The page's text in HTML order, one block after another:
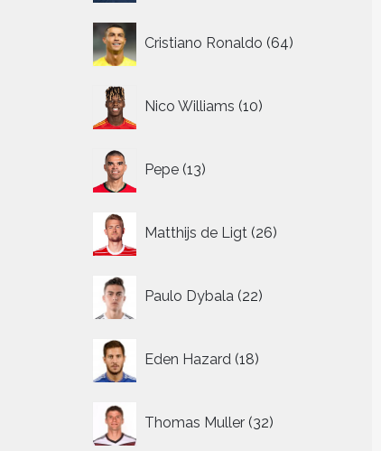
Cristiano Ronaldo 64
producten
Nico Williams 10
producten
Pepe 13
producten
Matthijs de Ligt 26
producten
Paulo Dybala 22
producten
Eden Hazard 18
producten
Thomas Muller 32
producten